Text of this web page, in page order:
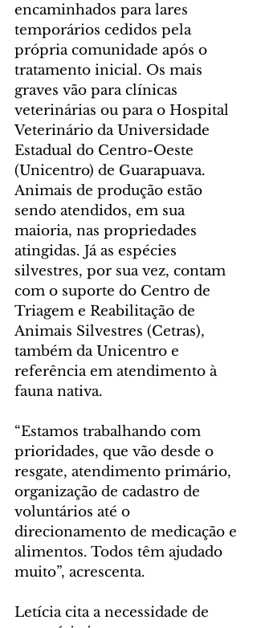
encaminhados para lares
temporários cedidos pela
própria comunidade após o
tratamento inicial. Os mais
graves vão para clínicas
veterinárias ou para o Hospital
Veterinário da Universidade
Estadual do Centro-Oeste
(Unicentro) de Guarapuava.
Animais de produção estão
sendo atendidos, em sua
maioria, nas propriedades
atingidas. Já as espécies
silvestres, por sua vez, contam
com o suporte do Centro de
Triagem e Reabilitação de
Animais Silvestres (Cetras),
também da Unicentro e
referência em atendimento à
fauna nativa.
“Estamos trabalhando com
prioridades, que vão desde o
resgate, atendimento primário,
organização de cadastro de
voluntários até o
direcionamento de medicação e
alimentos. Todos têm ajudado
muito”, acrescenta.
Letícia cita a necessidade de